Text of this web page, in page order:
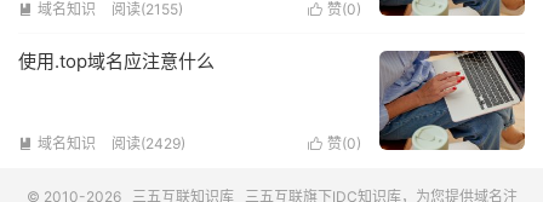
 域名知识 阅读(2155)  赞(0)
使用.top域名应注意什么
 域名知识 阅读(2429)  赞(0)
© 2010-2026 三五互联知识库 三五互联旗下IDC知识库，为您提供域名注